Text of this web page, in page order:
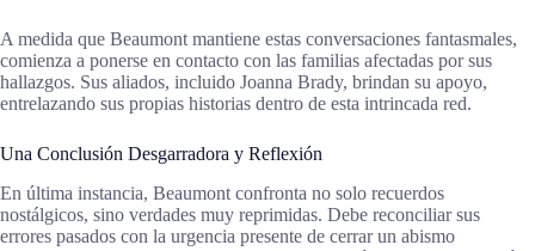
A medida que Beaumont mantiene estas conversaciones fantasmales,
comienza a ponerse en contacto con las familias afectadas por sus
hallazgos. Sus aliados, incluido Joanna Brady, brindan su apoyo,
entrelazando sus propias historias dentro de esta intrincada red.
Una Conclusión Desgarradora y Reflexión
En última instancia, Beaumont confronta no solo recuerdos
nostálgicos, sino verdades muy reprimidas. Debe reconciliar sus
errores pasados con la urgencia presente de cerrar un abismo